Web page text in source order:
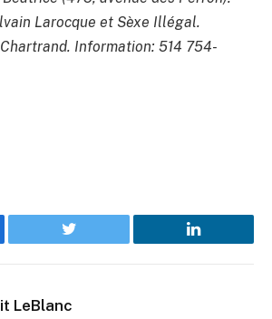
Larocque et Sèxe Illégal.
Information: 514 754-
Twitter LinkedIn
LeBlanc